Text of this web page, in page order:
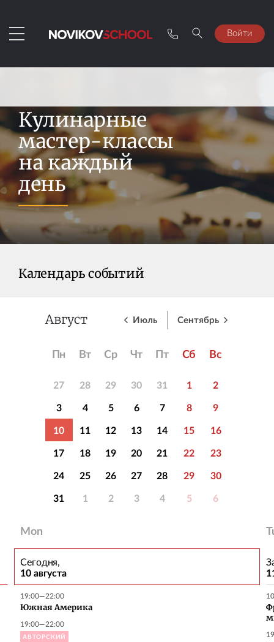
Войти
Кулинарные
мастер-классы
на каждый
день
Календарь событий
Август Июль Сентябрь
Пн Вт Ср Чт Пт Сб Вс
27 28 29 30 31 1
2
3
4 5 6 7 8
9
10
11 12 13 14 15
16
17
18 19 20 21 22
23
24
25 26 27 28 29
30
31
1 2 3 4 5 6
Mon
Сегодня,
10 августа
19:00—22:00
Южная Америка
19:00—22:00
АВТОРСКИЙ